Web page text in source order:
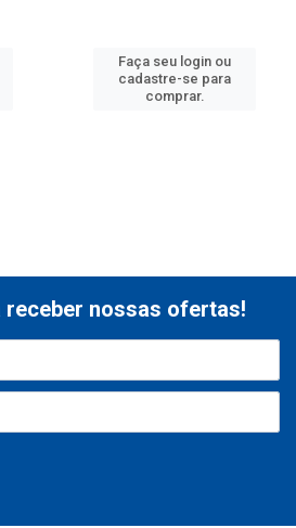
Faça seu login ou
cadastre-se para
comprar.
receber nossas ofertas!